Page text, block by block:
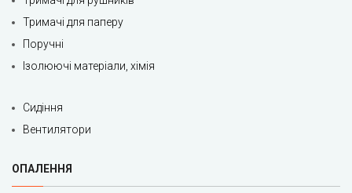
Тримачі для паперу
Поручні
Ізолюючі матеріали, хімія
Сидіння
Вентилятори
ОПАЛЕННЯ